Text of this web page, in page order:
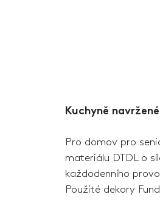
Kuchyně
Pro domov pro
materiálu DTDL o
každodenního
Použité dekory